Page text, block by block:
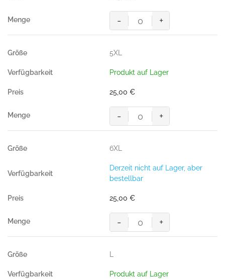
Poloshirt
Performance,
(50%
200g/m²)
- +
5XL
Produkt auf Lager
25,00 €
Poloshirt
Performance,
(50%
BW/50%
Menge
- +
6XL
Derzeit nicht auf Lager, aber
bestellbar
25,00 €
Poloshirt
Performance,
(50%
- +
Produkt auf Lager